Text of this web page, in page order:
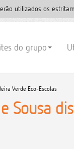
utilizados os
do grupo
Verde Eco-Escolas
Sousa